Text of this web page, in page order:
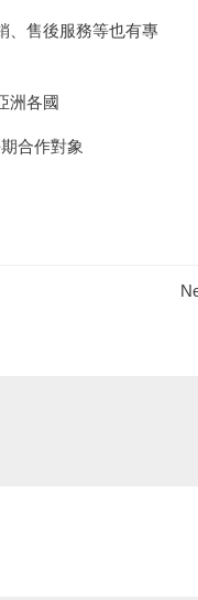
、售後服務等也有專
洲各國
合作對象